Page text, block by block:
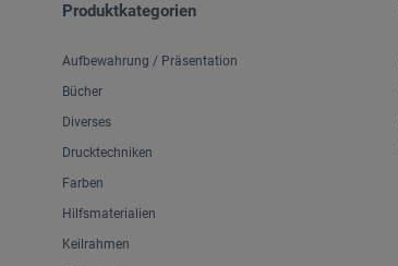
Produktkategorien
Aufbewahrung / Präsentation
Bücher
Diverses
Drucktechniken
Farben
Hilfsmaterialien
Keilrahmen